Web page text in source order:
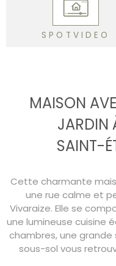
SPOTVIDEO
MAISON
JARDIN
SAINT-
Cette charmante
une rue calme et
Vivaraize. Elle se
une lumineuse cuisine
chambres, une grande
sous-sol vous